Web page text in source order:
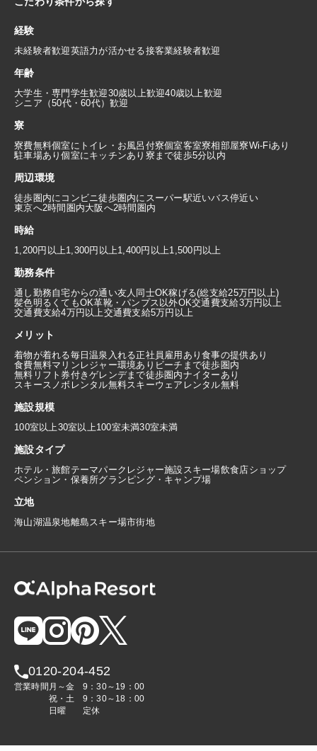
経験
未経験者歓迎英語力が活かせる接客業経験者歓迎
年齢
大学生・専門学生歓迎30歳以上歓迎40歳以上歓迎
シニア（50代・60代）歓迎
寮
寮費無料個室にトイレ・お風呂付寮個室客室寮相部屋寮Wi-Fiあり
駐車場あり個室にキッチンあり 寮まで徒歩5分以内
周辺環境
徒歩圏内にコンビニ徒歩圏内にスーパー駅近いバス停近い
東京へ2時間圏内大阪へ2時間圏内
時給
1,200円以上1,300円以上1,400円以上1,500円以上
勤務条件
通し勤務自宅からの通い友人同士OK稼げる(総支給25万円以上)
髪色明るくてもOK革靴・パンプス以外OK交通費支給3万円以上
交通費支給4万円以上交通費支給5万円以上
メリット
着物が着れる毎日温泉入れる正社員雇用あり食事の提供あり
食費無料マリンレジャー環境あり ビーチまで徒歩圏内
無料リフト券付きゲレンデまで徒歩圏内ナイターあり
スキースノボレンタル無料スキーウェアレンタル無料
施設規模
100室以上30室以上100室未満30室未満
施設タイプ
ホテル・旅館テーマパーク レジャー施設 スキー場飲食店ショップ
ペンション・保養所グランピング・キャンプ場
立地
海山湖温泉地離島 スキー場市街地
0120-204-452
営業時間 月～金
9：30～19：00
祝・土
9：30～18：00
日曜
定休